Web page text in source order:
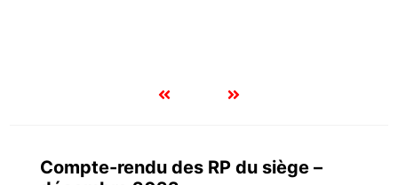
Compte-rendu des RP du siège –